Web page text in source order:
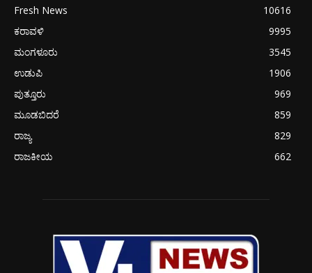
Fresh News
10616
ಕರಾವಳಿ
9995
ಮಂಗಳೂರು
3545
ಉಡುಪಿ
1906
ಪುತ್ತೂರು
969
ಮೂಡಬಿದರೆ
859
ರಾಜ್ಯ
829
ರಾಜಕೀಯ
662